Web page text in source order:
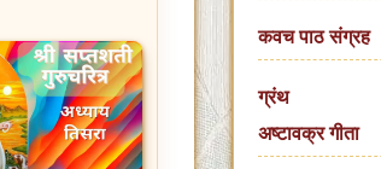
कवच पाठ संग्रह
ग्रंथ
अष्टावक्र गीता